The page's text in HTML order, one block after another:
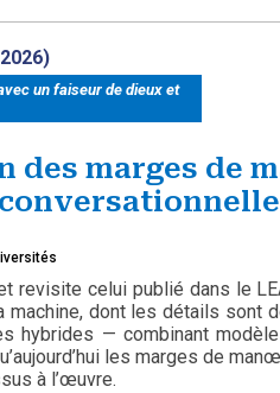
un faiseur de dieux et
des marges de
revisite celui publié dans le
machine, dont les détails sont
hybrides — combinant
les marges de
à l’œuvre.